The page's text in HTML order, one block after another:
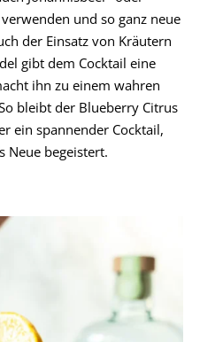
und so ganz neue
der Einsatz von Kräutern
gibt dem Cocktail eine
ihn zu einem wahren
bleibt der Blueberry Citrus
ein spannender Cocktail,
Neue begeistert.